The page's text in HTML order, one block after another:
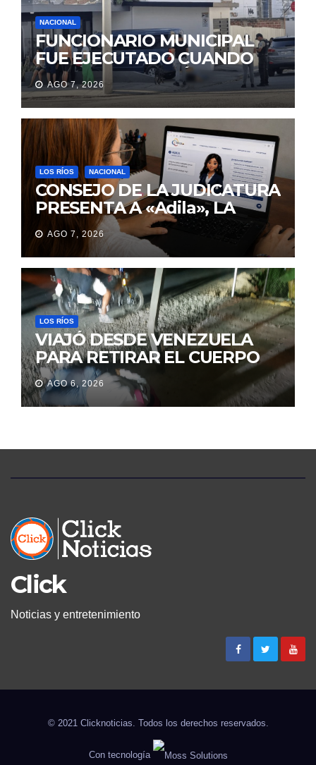
NACIONAL
FUNCIONARIO MUNICIPAL
FUE EJECUTADO CUANDO
IBA A UNA REUNIÓN DE
TRABAJO EN MANTA
AGO 7, 2026
LOS RÍOS NACIONAL
CONSEJO DE LA JUDICATURA
PRESENTA A «Adila», LA
ASISTENTE VIRTUAL QUE
ORIENTA A LA CIUDADANÍA
SOBRE TRÁMITES
JUDICIALES
AGO 7, 2026
LOS RÍOS
VIAJÓ DESDE VENEZUELA
PARA RETIRAR EL CUERPO
DE SU MARIDO QUE
PERMANECIÓ SEIS DÍAS EN
LA MORGUE
AGO 6, 2026
Click
Noticias y entretenimiento
© 2021 Clicknoticias. Todos los derechos reservados.
Con tecnología